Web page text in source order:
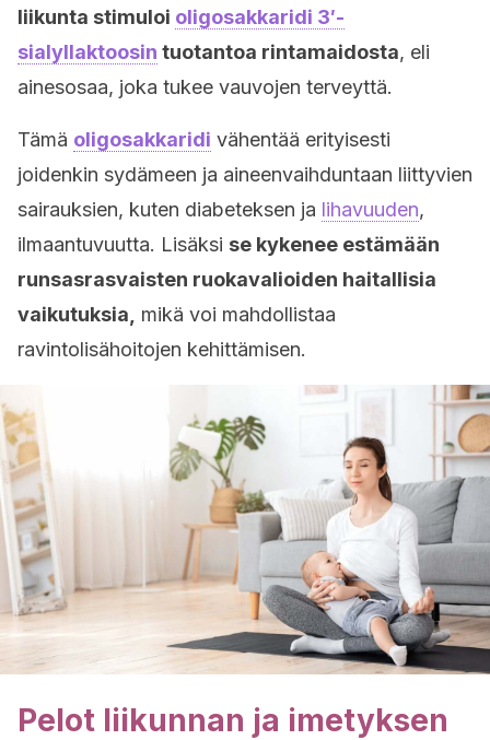
liikunta stimuloi oligosakkaridi 3′-
sialyllaktoosin tuotantoa rintamaidosta, eli
ainesosaa, joka tukee vauvojen terveyttä.
Tämä oligosakkaridi vähentää erityisesti
joidenkin sydämeen ja aineenvaihduntaan liittyvien
sairauksien, kuten diabeteksen ja lihavuuden,
ilmaantuvuutta. Lisäksi se kykenee estämään
runsasrasvaisten ruokavalioiden haitallisia
vaikutuksia,
mikä voi mahdollistaa
ravintolisähoitojen kehittämisen.
Pelot liikunnan ja imetyksen